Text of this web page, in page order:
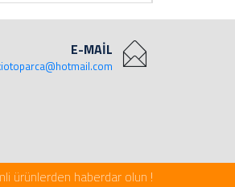
E-MAİL
ürünlerden haberdar olun !